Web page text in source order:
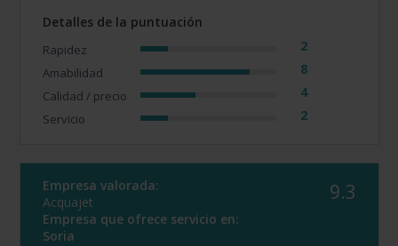
Detalles de la puntuación
Rapidez 2
Amabilidad 8
Calidad / precio 4
Servicio 2
Empresa valorada:
Acquajet
Empresa que ofrece servicio en:
Soria
9.3